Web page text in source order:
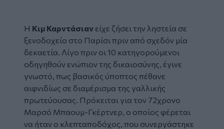
Η Κιμ Καρντάσιαν είχε ζήσει την ληστεία σε
ξενοδοχείο στο Παρίσι πριν από σχεδόν μία
δεκαετία. Λίγο πριν οι 10 κατηγορούμενοι
οδηγηθούν ενώπιον της δικαιοσύνης, έγινε
γνωστό, πως βασικός ύποπτος πέθανε
αιφνιδίως σε διαμέρισμα της γαλλικής
πρωτεύουσας. Πρόκειται για τον 72χρονο
Μαρσό Μπαουμ-Γκέρτνερ, ο οποίος φέρεται
να ήταν ο κλεπταποδόχος, που συνεργάστηκε